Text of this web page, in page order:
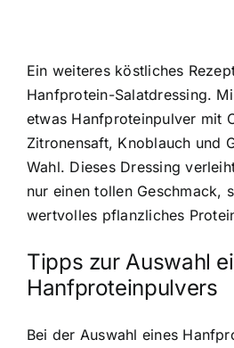
Ein weiteres köstliches
Hanfprotein-Salatdressing.
etwas Hanfproteinpulver mit
Zitronensaft, Knoblauch und
Wahl. Dieses Dressing
nur einen tollen Geschmack,
wertvolles pflanzliches
Tipps zur Auswahl
Hanfproteinpulvers
Bei der Auswahl eines